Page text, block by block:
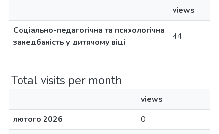
views
Соціально-педагогічна та психологічна
занедбаність у дитячому віці
44
Total visits per month
views
лютого 2026
0